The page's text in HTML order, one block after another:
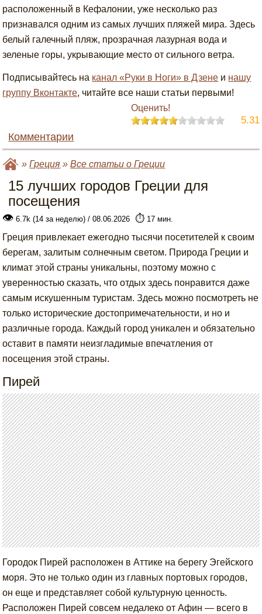
расположенный в Кефалонии, уже несколько раз
признавался одним из самых лучших пляжей мира. Здесь
белый галечный пляж, прозрачная лазурная вода и
зеленые горы, укрывающие место от сильного ветра.
Подписывайтесь на канал «Руки в Ноги» в Дзене и нашу
группу Вконтакте, читайте все наши статьи первыми!
Оценить!
5.31
Комментарии
»Греция »Все статьи о Греции
15 лучших городов Греции для
посещения
👁 6.7k (14 за неделю) / 08.06.2026 ⏱️ 17 мин.
Греция привлекает ежегодно тысячи посетителей к своим
берегам, залитым солнечным светом. Природа Греции и
климат этой страны уникальны, поэтому можно с
уверенностью сказать, что отдых здесь понравится даже
самым искушенным туристам. Здесь можно посмотреть не
только исторические достопримечательности, и но и
различные города. Каждый город уникален и обязательно
оставит в памяти неизгладимые впечатления от
посещения этой страны.
Пирей
Городок Пирей расположен в Аттике на берегу Эгейского
моря. Это не только один из главных портовых городов,
он еще и представляет собой культурную ценность.
Расположен Пирей совсем недалеко от Афин — всего в